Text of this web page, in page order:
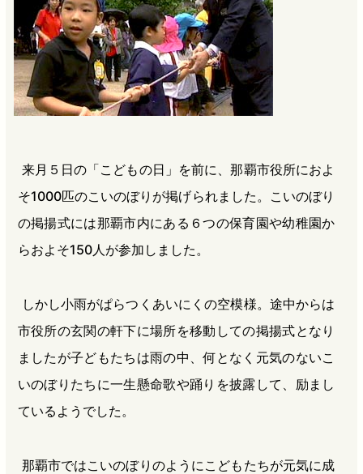
k
来月５日の「こどもの日」を前に、那覇市役所におよ
そ1000匹のこいのぼりが掲げられました。こいのぼり
の掲揚式には那覇市内にある６つの保育園や幼稚園か
らおよそ150人が参加しました。
しかし小雨がぱらつくあいにくの空模様。途中からは
市役所の玄関の軒下に場所を移動しての掲揚式となり
ましたが子どもたちは雨の中、何となく元気のないこ
いのぼりたちに一生懸命歌や踊りを披露して、励まし
ているようでした。
那覇市ではこいのぼりのようにこどもたちが元気に成